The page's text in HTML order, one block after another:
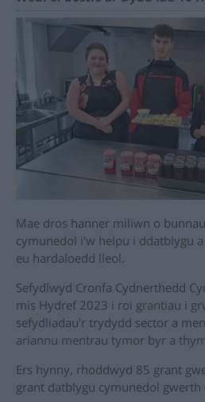
Mae dros hanner miliwn o
cymunedol i'w helpu i ddatblygu
eu hardaloedd lleol.
Sefydlwyd Cronfa Cydnerthedd
mis Hydref 2023 i roi grantiau i
sefydliadau'r trydydd sector a
ariannu mentrau tymor byr a
Ers hynny, rhoddwyd 85 grant
grant datblygu cymunedol